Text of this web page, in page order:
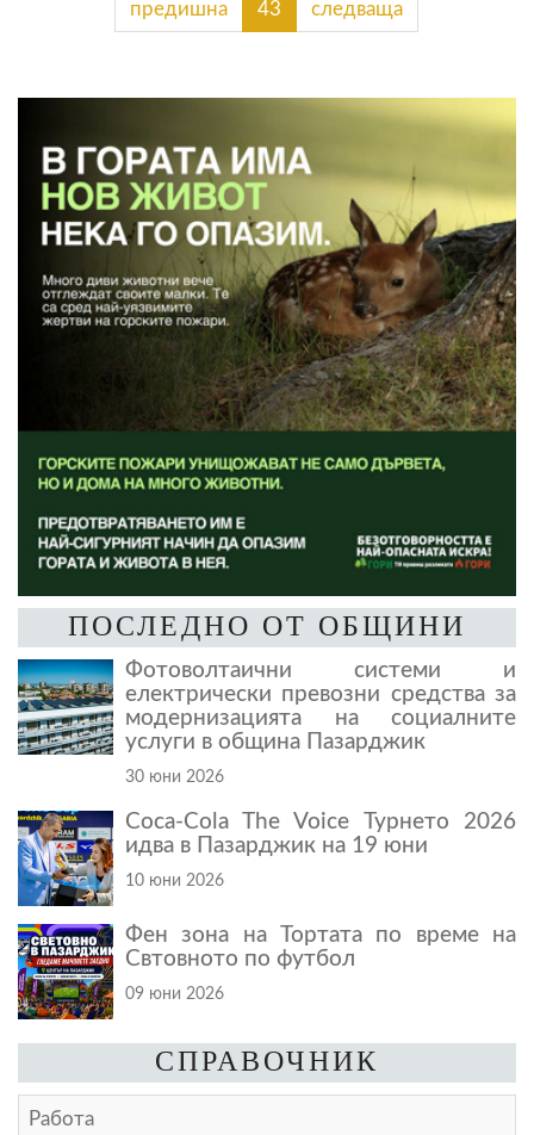
предишна 43 следваща
ПОСЛЕДНО ОТ ОБЩИНИ
Фотоволтаични системи и
електрически превозни средства за
модернизацията на социалните
услуги в община Пазарджик
30 юни 2026
Coca-Cola The Voice Турнето 2026
идва в Пазарджик на 19 юни
10 юни 2026
Фен зона на Тортата по време на
Свтовното по футбол
09 юни 2026
СПРАВОЧНИК
Работа